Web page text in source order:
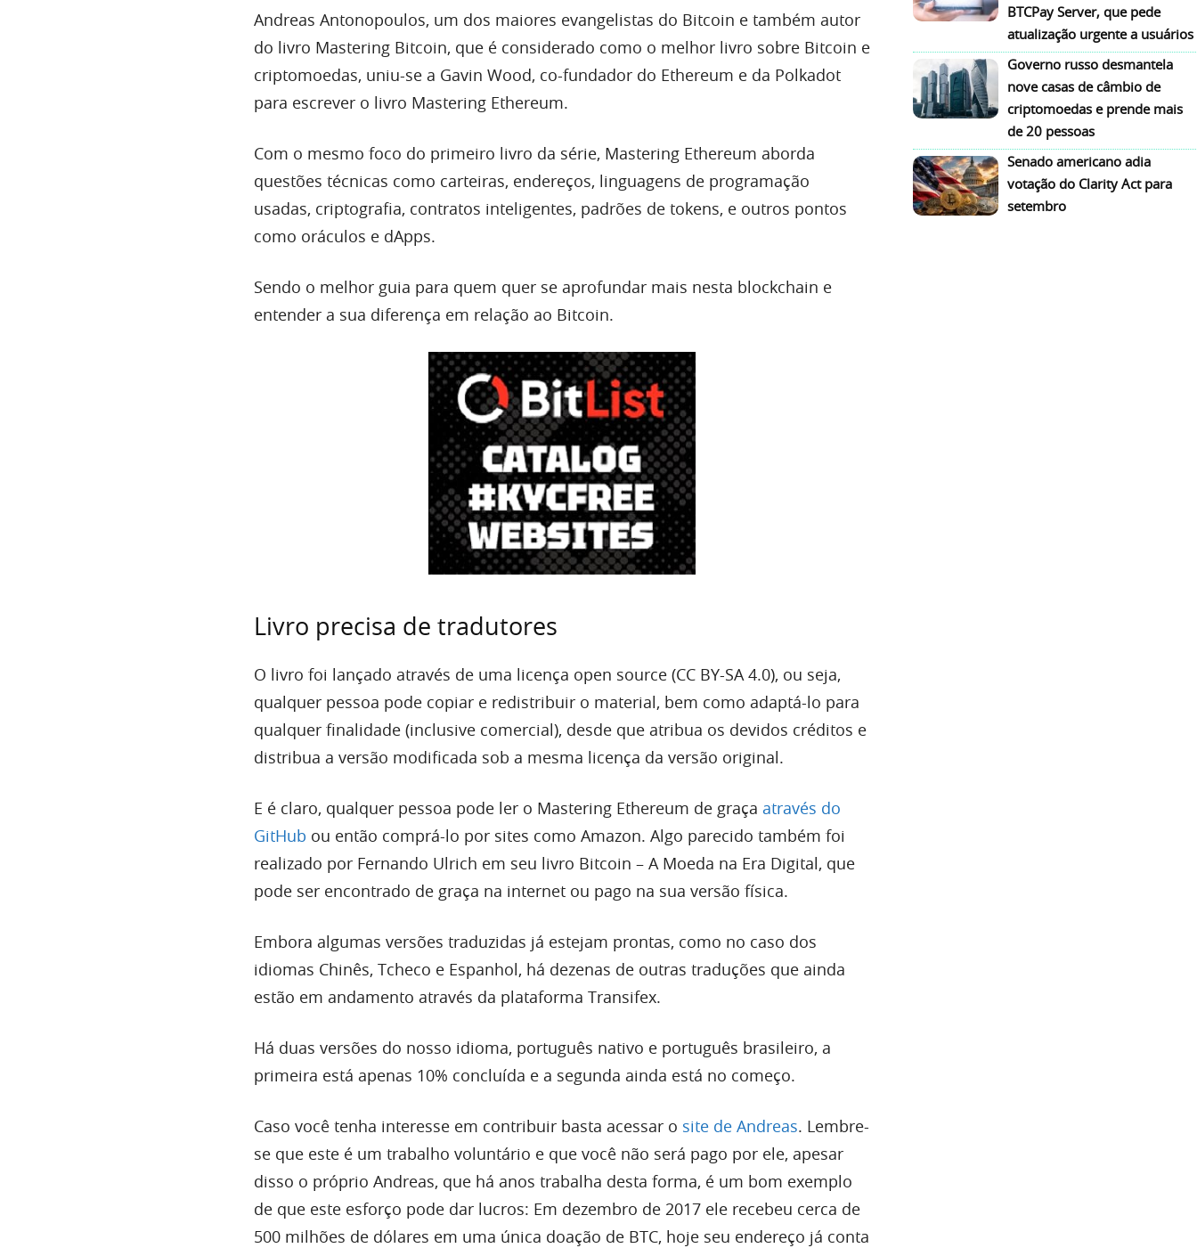
Andreas Antonopoulos, um dos maiores evangelistas do Bitcoin e também autor
do livro Mastering Bitcoin, que é considerado como o melhor livro sobre Bitcoin e
criptomoedas, uniu-se a Gavin Wood, co-fundador do Ethereum e da Polkadot
para escrever o livro Mastering Ethereum.
Com o mesmo foco do primeiro livro da série, Mastering Ethereum aborda
questões técnicas como carteiras, endereços, linguagens de programação
usadas, criptografia, contratos inteligentes, padrões de tokens, e outros pontos
como oráculos e dApps.
Sendo o melhor guia para quem quer se aprofundar mais nesta blockchain e
entender a sua diferença em relação ao Bitcoin.
Livro precisa de tradutores
O livro foi lançado através de uma licença open source (CC BY-SA 4.0), ou seja,
qualquer pessoa pode copiar e redistribuir o material, bem como adaptá-lo para
qualquer finalidade (inclusive comercial), desde que atribua os devidos créditos e
distribua a versão modificada sob a mesma licença da versão original.
E é claro, qualquer pessoa pode ler o Mastering Ethereum de graça através do
GitHub ou então comprá-lo por sites como Amazon. Algo parecido também foi
realizado por Fernando Ulrich em seu livro Bitcoin – A Moeda na Era Digital, que
pode ser encontrado de graça na internet ou pago na sua versão física.
Embora algumas versões traduzidas já estejam prontas, como no caso dos
idiomas Chinês, Tcheco e Espanhol, há dezenas de outras traduções que ainda
estão em andamento através da plataforma Transifex.
Há duas versões do nosso idioma, português nativo e português brasileiro, a
primeira está apenas 10% concluída e a segunda ainda está no começo.
Caso você tenha interesse em contribuir basta acessar o site de Andreas. Lembre-
se que este é um trabalho voluntário e que você não será pago por ele, apesar
disso o próprio Andreas, que há anos trabalha desta forma, é um bom exemplo
de que este esforço pode dar lucros: Em dezembro de 2017 ele recebeu cerca de
500 milhões de dólares em uma única doação de BTC, hoje seu endereço já conta
BTCPay Server, que pede
atualização urgente a usuários
Governo russo desmantela
nove casas de câmbio de
criptomoedas e prende mais
de 20 pessoas
Senado americano adia
votação do Clarity Act para
setembro